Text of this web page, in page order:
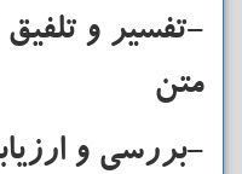
-تفسیر و تلفیق
متن
-بررسی و